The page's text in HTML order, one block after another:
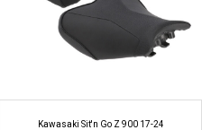
Kawasaki Sit'n Go Z 900 17-24